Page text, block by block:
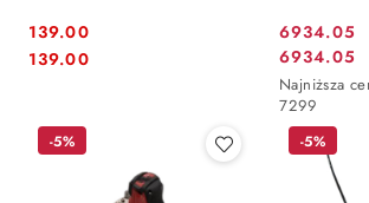
Cena:
139.00
Cena:
139.00
Cena
promocyjna:
6934.05
Cena
6934.05
Najniższa
cena
30
Najniższa
7299
-5% -5%